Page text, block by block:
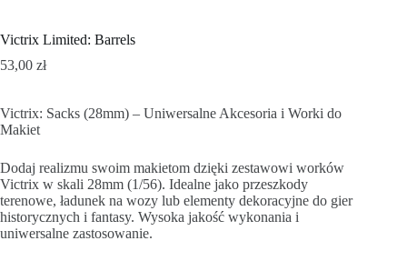
Victrix Limited: Barrels
53,00 zł
Victrix: Sacks (28mm) – Uniwersalne Akcesoria i Worki do
Makiet
Dodaj realizmu swoim makietom dzięki zestawowi worków
Victrix w skali 28mm (1/56). Idealne jako przeszkody
terenowe, ładunek na wozy lub elementy dekoracyjne do gier
historycznych i fantasy. Wysoka jakość wykonania i
uniwersalne zastosowanie.